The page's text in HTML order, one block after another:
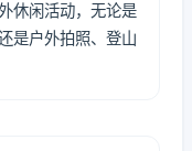
休闲活动，无论是
是户外拍照、登山